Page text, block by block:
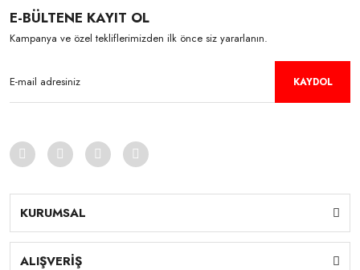
E-BÜLTENE KAYIT OL
Kampanya ve özel tekliflerimizden ilk önce siz yararlanın.
KAYDOL
KURUMSAL
ALIŞVERİŞ